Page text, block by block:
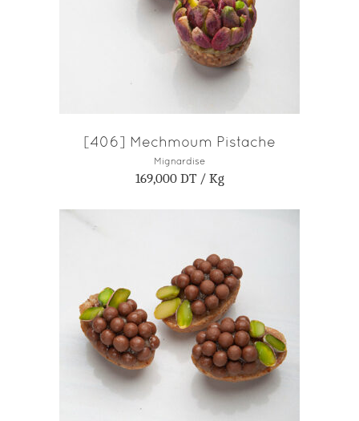
AJOUTER AU PANIER
[406] Mechmoum Pistache
Mignardise
169,000DT / Kg
AJOUTER AU PANIER